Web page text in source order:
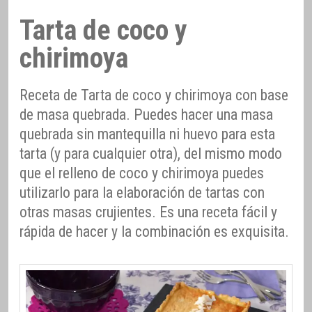
Tarta de coco y
chirimoya
Receta de Tarta de coco y chirimoya con base
de masa quebrada. Puedes hacer una masa
quebrada sin mantequilla ni huevo para esta
tarta (y para cualquier otra), del mismo modo
que el relleno de coco y chirimoya puedes
utilizarlo para la elaboración de tartas con
otras masas crujientes. Es una receta fácil y
rápida de hacer y la combinación es exquisita.